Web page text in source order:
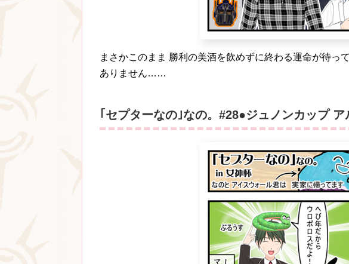
まさかこのまま 勝利の美酒を飲めずに終わる運命が待っ
ありません……
｢セプターなの｣なの。#28●ジュノンカップ ア